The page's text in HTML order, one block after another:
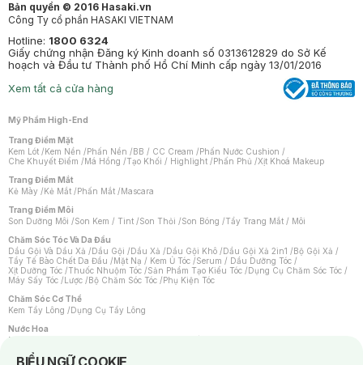
Bản quyền © 2016 Hasaki.vn
Công Ty cổ phần HASAKI VIETNAM
Hotline: 1800 6324
Giấy chứng nhận Đăng ký Kinh doanh số 0313612829 do Sở Kế
hoạch và Đầu tư Thành phố Hồ Chí Minh cấp ngày 13/01/2016
Xem tất cả cửa hàng
Mỹ Phẩm High-End
Trang Điểm Mặt
Kem Lót /Kem Nền /Phấn Nền /BB / CC Cream /Phấn Nước Cushion /
Che Khuyết Điểm /Má Hồng /Tạo Khối / Highlight /Phấn Phủ /Xịt Khoá Makeup
Trang Điểm Mắt
Kẻ Mày /Kẻ Mắt /Phấn Mắt /Mascara
Trang Điểm Môi
Son Dưỡng Môi /Son Kem / Tint /Son Thỏi /Son Bóng /Tẩy Trang Mắt / Môi
Chăm Sóc Tóc Và Da Đầu
Dầu Gội Và Dầu Xả /Dầu Gội /Dầu Xả /Dầu Gội Khô /Dầu Gội Xả 2in1 /Bộ Gội Xả /
Tẩy Tế Bào Chết Da Đầu /Mặt Nạ / Kem Ủ Tóc /Serum / Dầu Dưỡng Tóc /
Xịt Dưỡng Tóc /Thuốc Nhuộm Tóc /Sản Phẩm Tạo Kiểu Tóc /Dụng Cụ Chăm Sóc Tóc /
Máy Sấy Tóc /Lược /Bộ Chăm Sóc Tóc /Phụ Kiện Tóc
Chăm Sóc Cơ Thể
Kem Tẩy Lông /Dụng Cụ Tẩy Lông
Nước Hoa
Nước Hoa Nữ
BIỂU NGỮ COOKIE
Notice about cookies usage